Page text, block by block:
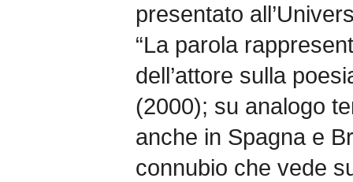
presentato
“La parola
dell’attore sulla
(2000); su analogo
anche in Spagna e
connubio che vede